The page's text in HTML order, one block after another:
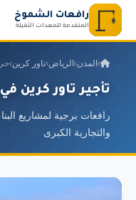
رافعات الشموخ
المتقدمة للمعدات الثقيلة
› المدن› الرياض›تاور كرين›
تأجير تاور كرين
رافعات برجية لمشاريع
والتجارية الكبرى